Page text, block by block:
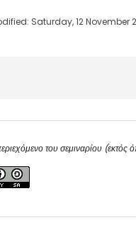
Saturday, 12 November
του σεμιναρίου (εκτός